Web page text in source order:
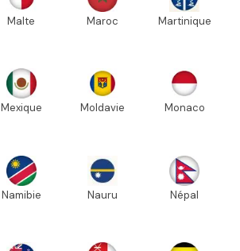
Malte Maroc Martinique
Mexique Moldavie Monaco
Namibie Nauru Népal